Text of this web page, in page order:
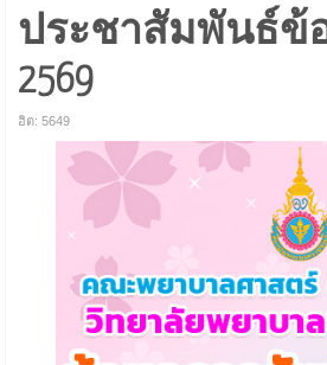
ประชาสัมพันธ์ข้
2569
ฮิต: 5649